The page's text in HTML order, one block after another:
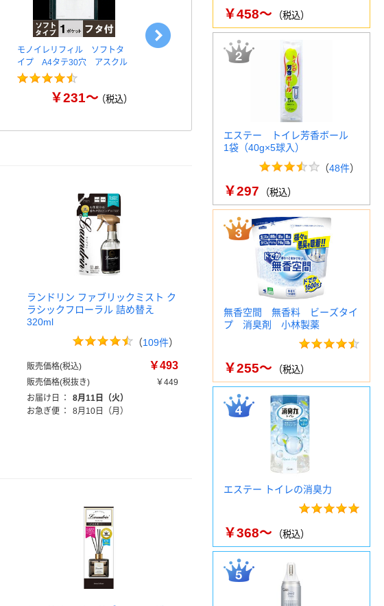
モノイレリフィル ソフトタ
イプ A4タテ30穴 アスクル
￥231～（税込）
コクヨ クリヤーブックA4リ
（税込）
ランドリン ファブリックミスト ク
ラシックフローラル 詰め替え
320ml
（109件）
販売価格(税込) ￥493
販売価格(税抜き)
￥449
お届け日
：
8月11日（火）
お急ぎ便 ： 8月10日（月）
￥458～ （税込）
エステー トイレ芳香ボール
1袋（40g×5球入）
（48件）
￥297 （税込）
無香空間 無香料 ビーズタイ
プ 消臭剤 小林製薬
￥255～ （税込）
エステー トイレの消臭力
￥368～ （税込）